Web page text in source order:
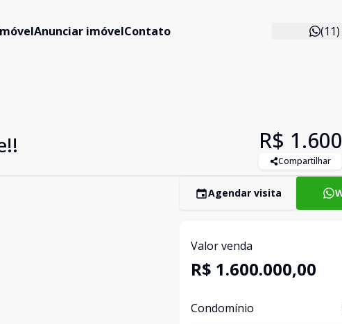
Anunciar imóvelContato
R$
Compartilhar
Agendar visita
Valor venda
R$ 1.600.000,00
Condomínio